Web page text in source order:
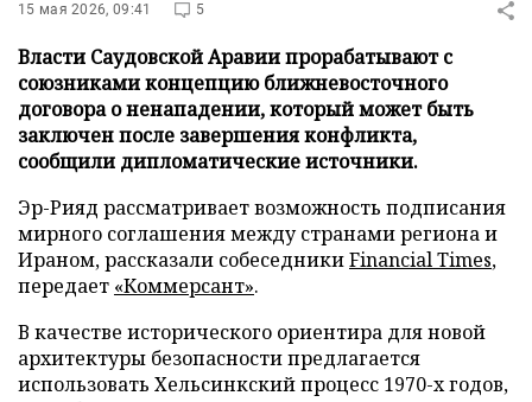
15 мая 2026, 09:41 5
Власти Саудовской Аравии прорабатывают с
союзниками концепцию ближневосточного
договора о ненападении, который может быть
заключен после завершения конфликта,
сообщили дипломатические источники.
Эр-Рияд рассматривает возможность подписания
мирного соглашения между странами региона и
Ираном, рассказали собеседникиFinancial Times,
передает «Коммерсант».
В качестве исторического ориентира для новой
архитектуры безопасности предлагается
использовать Хельсинкский процесс 1970-х годов,